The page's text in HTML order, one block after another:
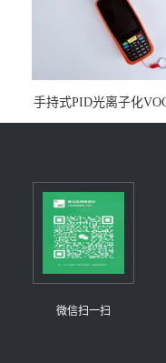
手持式PID光离子化
仪（挥发性有机物设
微信扫一扫